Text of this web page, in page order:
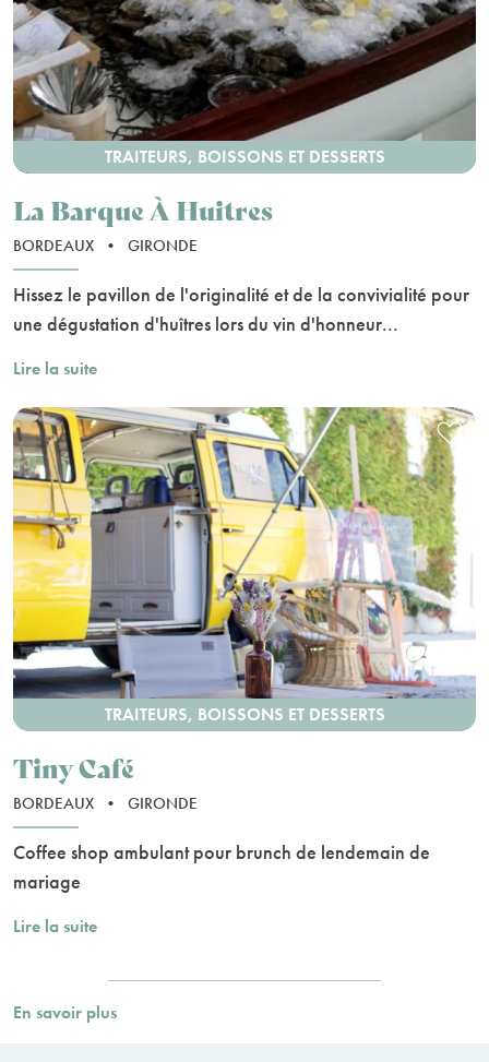
TRAITEURS, BOISSONS ET DESSERTS
La Barque À Huitres
BORDEAUX • GIRONDE
Hissez le pavillon de l'originalité et de la convivialité pour
une dégustation d'huîtres lors du vin d'honneur...
Lire la suite
TRAITEURS, BOISSONS ET DESSERTS
Tiny Café
BORDEAUX • GIRONDE
Coffee shop ambulant pour brunch de lendemain de
mariage
Lire la suite
En savoir plus